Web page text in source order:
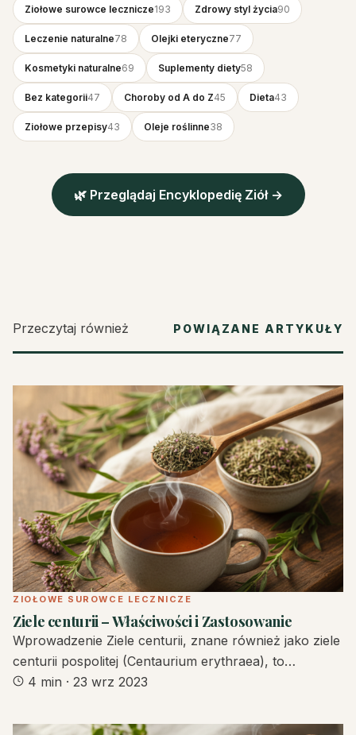
Ziołowe surowce lecznicze193 Zdrowy styl życia90
Leczenie naturalne78 Olejki eteryczne77
Kosmetyki naturalne69 Suplementy diety58
Bez kategorii47 Choroby od A do Z45 Dieta43
Ziołowe przepisy43 Oleje roślinne38
🌿 Przeglądaj Encyklopedię Ziół →
Przeczytaj również POWIĄZANE ARTYKUŁY
ZIOŁOWE SUROWCE LECZNICZE
Ziele centurii – Właściwości i Zastosowanie
Wprowadzenie Ziele centurii, znane również jako ziele
centurii pospolitej (Centaurium erythraea), to…
4 min · 23 wrz 2023